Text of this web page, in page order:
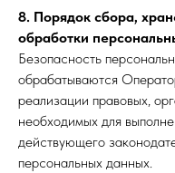
8. Порядок сбора,
обработки
Безопасность
обрабатываются
реализации правовых,
необходимых для
действующего
персональных данных.